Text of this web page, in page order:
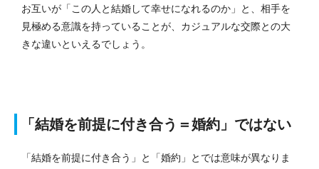
お互いが「この人と結婚して幸せになれるのか」と、相手を
見極める意識を持っていることが、カジュアルな交際との大
きな違いといえるでしょう。
「結婚を前提に付き合う＝婚約」ではない
「結婚を前提に付き合う」と「婚約」とでは意味が異なりま